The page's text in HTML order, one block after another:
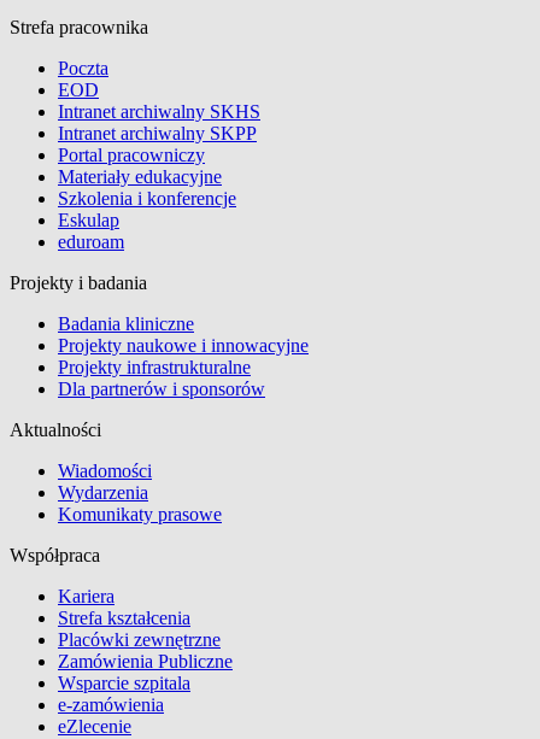
Strefa pracownika
Poczta
EOD
Intranet archiwalny SKHS
Intranet archiwalny SKPP
Portal pracowniczy
Materiały edukacyjne
Szkolenia i konferencje
Eskulap
eduroam
Projekty i badania
Badania kliniczne
Projekty naukowe i innowacyjne
Projekty infrastrukturalne
Dla partnerów i sponsorów
Aktualności
Wiadomości
Wydarzenia
Komunikaty prasowe
Współpraca
Kariera
Strefa kształcenia
Placówki zewnętrzne
Zamówienia Publiczne
Wsparcie szpitala
e-zamówienia
eZlecenie